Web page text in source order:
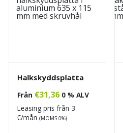
Halkskyddsplatta
Från €31,36 0 % ALV
Leasing pris från 3
€/mån (MOMS 0%)